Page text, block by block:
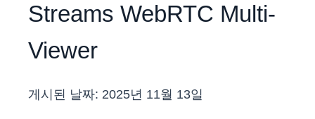
Streams WebRTC Multi-
Viewer
게시된 날짜: 2025년 11월 13일